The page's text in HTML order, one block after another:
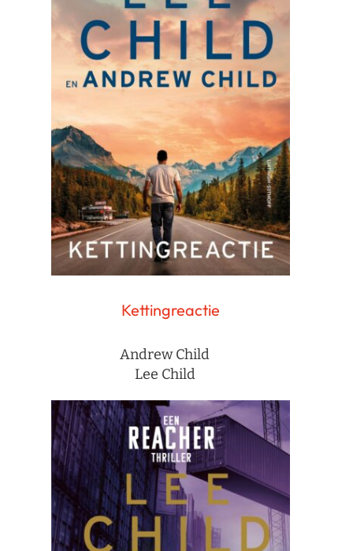
Kettingreactie
Andrew Child
Lee Child